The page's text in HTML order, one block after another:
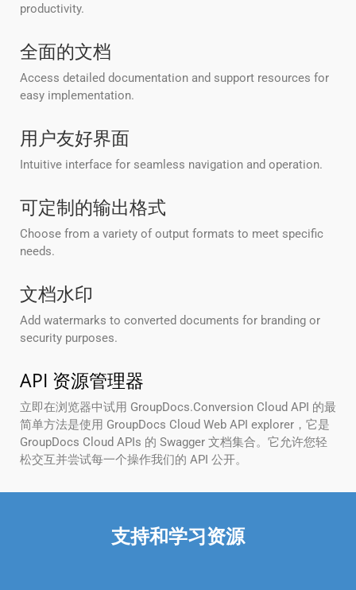
productivity.
全面的文档
Access detailed documentation and support resources for
easy implementation.
用户友好界面
Intuitive interface for seamless navigation and operation.
可定制的输出格式
Choose from a variety of output formats to meet specific
needs.
文档水印
Add watermarks to converted documents for branding or
security purposes.
API 资源管理器
立即在浏览器中试用 GroupDocs.Conversion Cloud API 的最
简单方法是使用 GroupDocs Cloud Web API explorer，它是
GroupDocs Cloud APIs 的 Swagger 文档集合。它允许您轻
松交互并尝试每一个操作我们的 API 公开。
支持和学习资源